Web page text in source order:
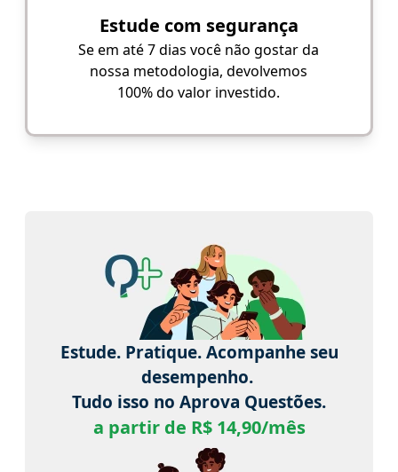
Estude com segurança
Se em até 7 dias você não gostar da
nossa metodologia, devolvemos
100% do valor investido.
Estude. Pratique. Acompanhe seu
desempenho.
Tudo isso no Aprova Questões.
a partir de R$ 14,90/mês